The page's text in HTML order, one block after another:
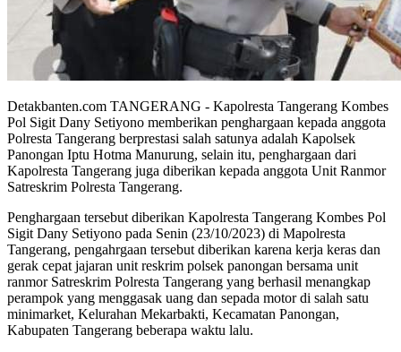
Detakbanten.com TANGERANG - Kapolresta Tangerang Kombes
Pol Sigit Dany Setiyono memberikan penghargaan kepada anggota
Polresta Tangerang berprestasi salah satunya adalah Kapolsek
Panongan Iptu Hotma Manurung, selain itu, penghargaan dari
Kapolresta Tangerang juga diberikan kepada anggota Unit Ranmor
Satreskrim Polresta Tangerang.
Penghargaan tersebut diberikan Kapolresta Tangerang Kombes Pol
Sigit Dany Setiyono pada Senin (23/10/2023) di Mapolresta
Tangerang, pengahrgaan tersebut diberikan karena kerja keras dan
gerak cepat jajaran unit reskrim polsek panongan bersama unit
ranmor Satreskrim Polresta Tangerang yang berhasil menangkap
perampok yang menggasak uang dan sepada motor di salah satu
minimarket, Kelurahan Mekarbakti, Kecamatan Panongan,
Kabupaten Tangerang beberapa waktu lalu.